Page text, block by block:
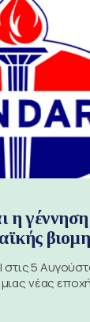
η γέννηση
5
νέας